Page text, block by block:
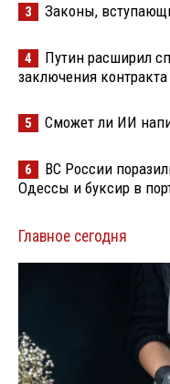
3 Законы,
4
Путин расширил
заключения
5 Сможет ли ИИ
6
ВС России
Одессы и буксир в
Главное сегодня